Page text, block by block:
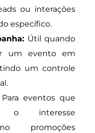
ou interações
específico.
Útil quando
um evento em
um controle
Para eventos que
o interesse
promoções